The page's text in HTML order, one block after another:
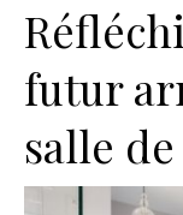
futur
salle